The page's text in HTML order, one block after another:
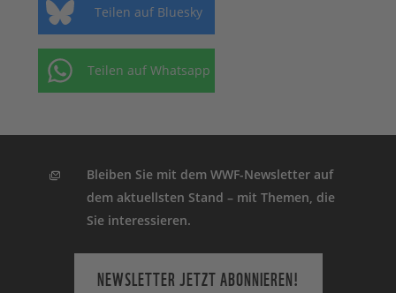
Teilen auf Bluesky
Teilen auf Whatsapp
Bleiben Sie mit dem WWF-Newsletter auf
dem aktuellsten Stand – mit Themen, die
Sie interessieren.
NEWSLETTER JETZT ABONNIEREN!